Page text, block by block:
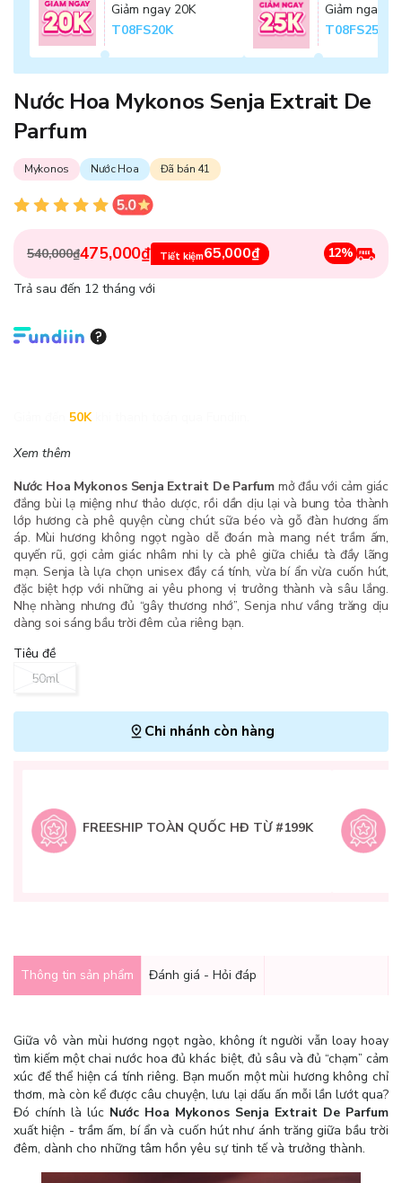
Giảm ngay 20K
T08FS20K
Giảm ngay
T08FS25K
Nước Hoa Mykonos Senja Extrait De
Parfum
Mykonos Nước Hoa Đã bán 41
540,000₫475,000₫ Tiết kiệm65,000₫ 12%
Trả sau đến 12 tháng với
50K
Xem thêm
Nước Hoa Mykonos Senja Extrait De Parfum mở đầu với cảm giác
đắng bùi lạ miệng như thảo dược, rồi dần dịu lại và bung tỏa thành
lớp hương cà phê quyện cùng chút sữa béo và gỗ đàn hương ấm
áp. Mùi hương không ngọt ngào dễ đoán mà mang nét trầm ấm,
quyến rũ, gợi cảm giác nhâm nhi ly cà phê giữa chiều tà đầy lãng
mạn. Senja là lựa chọn unisex đầy cá tính, vừa bí ẩn vừa cuốn hút,
đặc biệt hợp với những ai yêu phong vị trưởng thành và sâu lắng.
Nhẹ nhàng nhưng đủ “gây thương nhớ”, Senja như vầng trăng dịu
dàng soi sáng bầu trời đêm của riêng bạn.
Tiêu đề
50ml
Chi nhánh còn hàng
FREESHIP TOÀN QUỐC HĐ TỪ #199K
Thông tin sản phẩm Đánh giá - Hỏi đáp
Giữa vô vàn mùi hương ngọt ngào, không ít người vẫn loay hoay
tìm kiếm một chai nước hoa đủ khác biệt, đủ sâu và đủ “chạm” cảm
xúc để thể hiện cá tính riêng. Bạn muốn một mùi hương không chỉ
thơm, mà còn kể được câu chuyện, lưu lại dấu ấn mỗi lần lướt qua?
Đó chính là lúc Nước Hoa Mykonos Senja Extrait De Parfum
xuất hiện - trầm ấm, bí ẩn và cuốn hút như ánh trăng giữa bầu trời
đêm, dành cho những tâm hồn yêu sự tinh tế và trưởng thành.